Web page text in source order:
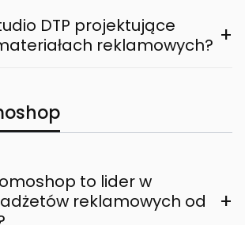
DTP projektujące
reklamowych? +
to lider w
reklamowych od
+